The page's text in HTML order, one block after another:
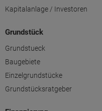
Kapitalanlage / Investoren
Grundstück
Grundstueck
Baugebiete
Einzelgrundstücke
Grundstücksratgeber